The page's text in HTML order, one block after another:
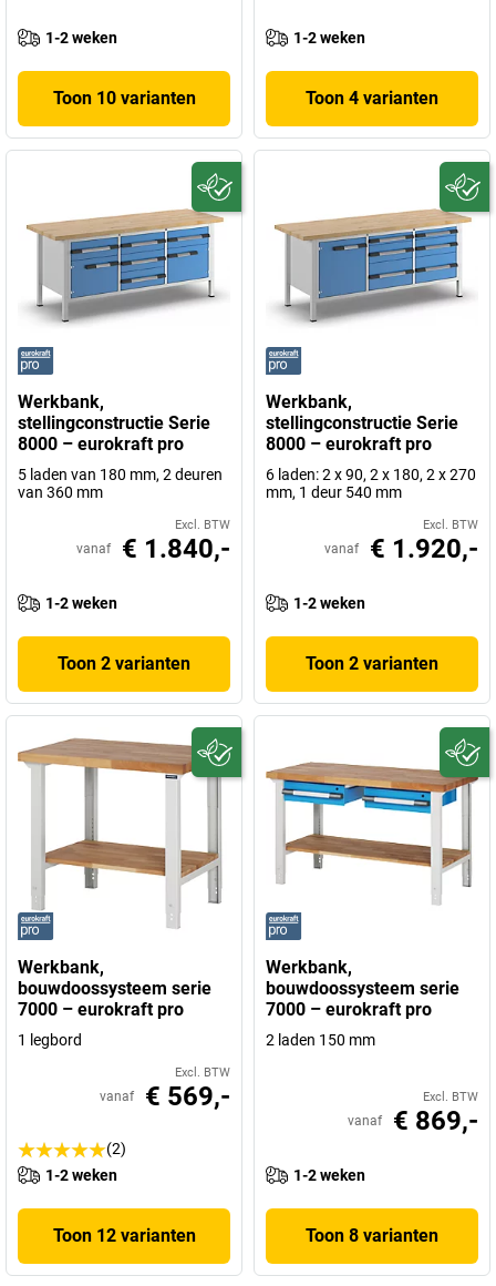
1-2 weken
Toon 10 varianten
1-2 weken
Toon 4 varianten
Werkbank,
stellingconstructie Serie
8000 – eurokraft pro
5 laden van 180 mm, 2 deuren
van 360 mm
Excl. BTW
vanaf € 1.840,-
1-2 weken
Toon 2 varianten
Werkbank,
stellingconstructie Serie
8000 – eurokraft pro
6 laden: 2 x 90, 2 x 180, 2 x 270
mm, 1 deur 540 mm
Excl. BTW
vanaf € 1.920,-
1-2 weken
Toon 2 varianten
Werkbank,
bouwdoossysteem serie
7000 – eurokraft pro
1 legbord
Excl. BTW
vanaf € 569,-
(2)
1-2 weken
Toon 12 varianten
Werkbank,
bouwdoossysteem serie
7000 – eurokraft pro
2 laden 150 mm
Excl. BTW
vanaf € 869,-
1-2 weken
Toon 8 varianten